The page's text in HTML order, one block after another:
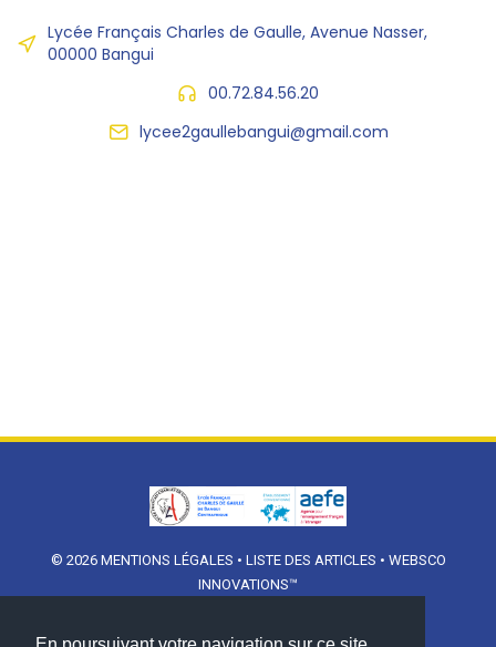
Lycée Français Charles de Gaulle, Avenue Nasser,
00000 Bangui
00.72.84.56.20
lycee2gaullebangui@gmail.com
© 2026 MENTIONS LÉGALES • LISTE DES ARTICLES • WEBSCO
INNOVATIONS™